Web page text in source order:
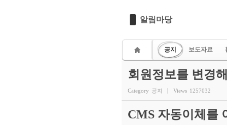
알림마당
공지 보도자료
회원정보를 변경
Category 공지 Views 1257032
CMS 자동이체를